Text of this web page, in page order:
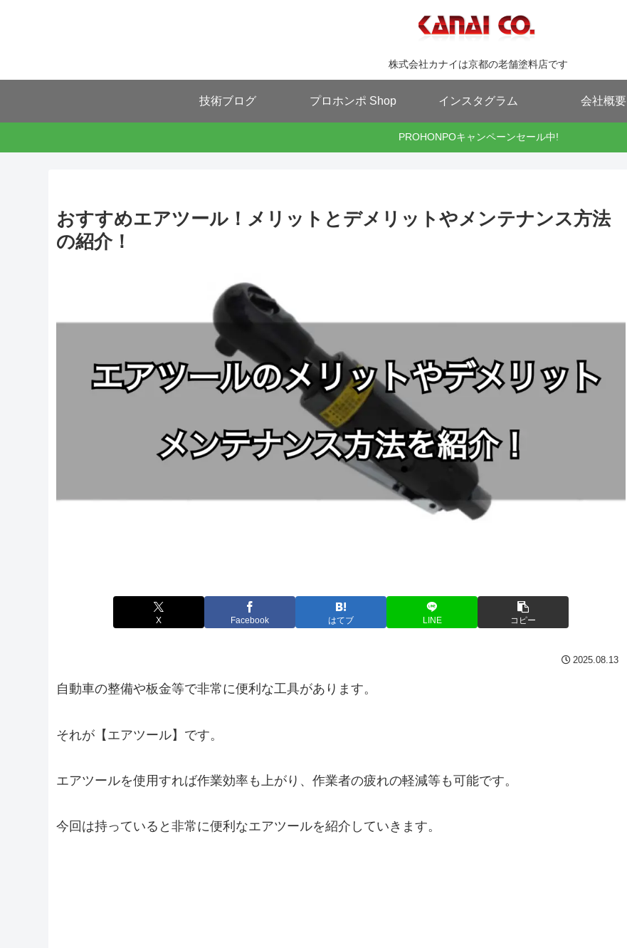
株式会社カナイは京都の老舗塗料店です
技術ブログ プロホンポ Shop インスタグラム 会社概要
PROHONPOキャンペーンセール中!
おすすめエアツール！メリットとデメリットやメンテナンス方法
の紹介！
X Facebook はてブ LINE コピー
2025.08.13
自動車の整備や板金等で非常に便利な工具があります。
それが【エアツール】です。
エアツールを使用すれば作業効率も上がり、作業者の疲れの軽減等も可能です。
今回は持っていると非常に便利なエアツールを紹介していきます。